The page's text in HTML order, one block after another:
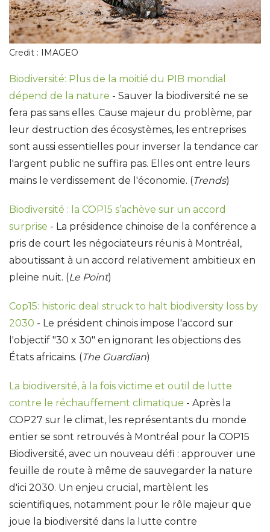
Credit : IMAGEO
Biodiversité: Plus de la moitié du PIB mondial
dépend de la nature - Sauver la biodiversité ne se
fera pas sans elles. Cause majeur du problème, par
leur destruction des écosystèmes, les entreprises
sont aussi essentielles pour inverser la tendance car
l'argent public ne suffira pas. Elles ont entre leurs
mains le verdissement de l'économie. (Trends)
Biodiversité : la COP15 s’achève sur un accord
surprise - La présidence chinoise de la conférence a
pris de court les négociateurs réunis à Montréal,
aboutissant à un accord relativement ambitieux en
pleine nuit. (Le Point)
Cop15: historic deal struck to halt biodiversity loss by
2030 - Le président chinois impose l'accord sur
l'objectif "30 x 30" en ignorant les objections des
États africains. (The Guardian)
La biodiversité, à la fois victime et outil de lutte
contre le réchauffement climatique - Après la
COP27 sur le climat, les représentants du monde
entier se sont retrouvés à Montréal pour la COP15
Biodiversité, avec un nouveau défi : approuver une
feuille de route à même de sauvegarder la nature
d'ici 2030. Un enjeu crucial, martèlent les
scientifiques, notamment pour le rôle majeur que
joue la biodiversité dans la lutte contre